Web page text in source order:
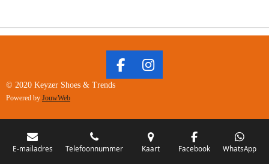
F
B
O
I
A
G
R
© 2020 Keyzer Shoes & Trends
Powered by JouwWeb
E-mailadres Telefoonnummer Kaart Facebook WhatsApp